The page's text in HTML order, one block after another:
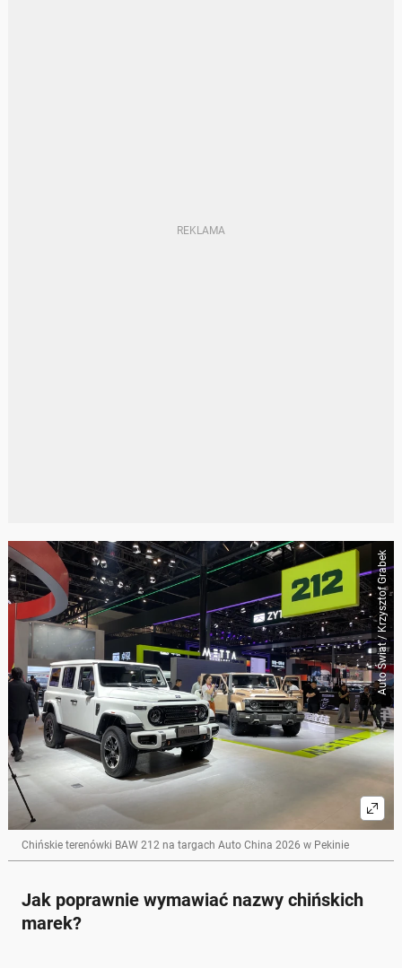
Auto Świat / Krzysztof Grabek
Chińskie terenówki BAW 212 na targach Auto China 2026 w Pekinie
Jak poprawnie wymawiać nazwy chińskich
marek?